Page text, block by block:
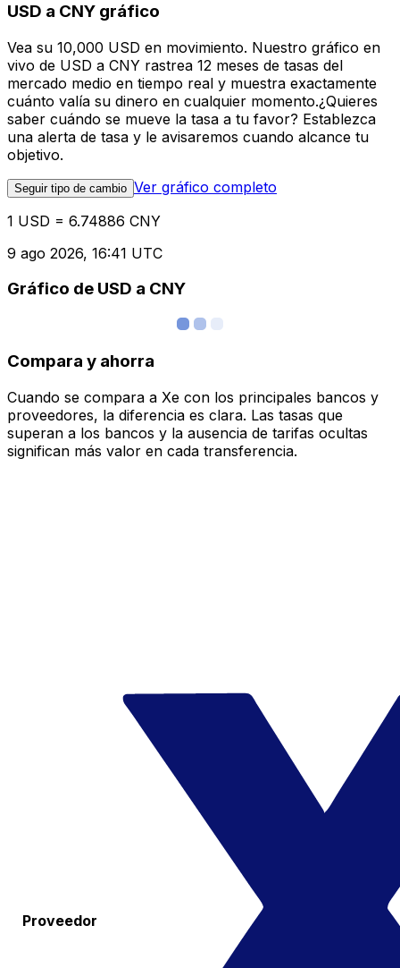
USD a CNY gráfico
Vea su 10,000 USD en movimiento. Nuestro gráfico en
vivo de USD a CNY rastrea 12 meses de tasas del
mercado medio en tiempo real y muestra exactamente
cuánto valía su dinero en cualquier momento.¿Quieres
saber cuándo se mueve la tasa a tu favor? Establezca
una alerta de tasa y le avisaremos cuando alcance tu
objetivo.
Seguir tipo de cambio Ver gráfico completo
1 USD = 6.74886 CNY
9 ago 2026, 16:41 UTC
Gráfico de USD a CNY
Compara y ahorra
Cuando se compara a Xe con los principales bancos y
proveedores, la diferencia es clara. Las tasas que
superan a los bancos y la ausencia de tarifas ocultas
significan más valor en cada transferencia.
Proveedor